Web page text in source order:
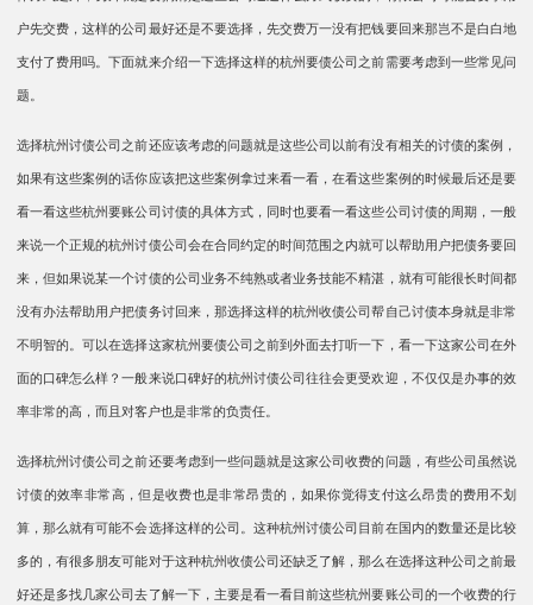
户先交费，这样的公司最好还是不要选择，先交费万一没有把钱要回来那岂不是白白地
支付了费用吗。下面就来介绍一下选择这样的杭州要债公司之前需要考虑到一些常见问
题。
选择杭州讨债公司之前还应该考虑的问题就是这些公司以前有没有相关的讨债的案例，
如果有这些案例的话你应该把这些案例拿过来看一看，在看这些案例的时候最后还是要
看一看这些杭州要账公司讨债的具体方式，同时也要看一看这些公司讨债的周期，一般
来说一个正规的杭州讨债公司会在合同约定的时间范围之内就可以帮助用户把债务要回
来，但如果说某一个讨债的公司业务不纯熟或者业务技能不精湛，就有可能很长时间都
没有办法帮助用户把债务讨回来，那选择这样的杭州收债公司帮自己讨债本身就是非常
不明智的。可以在选择这家杭州要债公司之前到外面去打听一下，看一下这家公司在外
面的口碑怎么样？一般来说口碑好的杭州讨债公司往往会更受欢迎，不仅仅是办事的效
率非常的高，而且对客户也是非常的负责任。
选择杭州讨债公司之前还要考虑到一些问题就是这家公司收费的问题，有些公司虽然说
讨债的效率非常高，但是收费也是非常昂贵的，如果你觉得支付这么昂贵的费用不划
算，那么就有可能不会选择这样的公司。这种杭州讨债公司目前在国内的数量还是比较
多的，有很多朋友可能对于这种杭州收债公司还缺乏了解，那么在选择这种公司之前最
好还是多找几家公司去了解一下，主要是看一看目前这些杭州要账公司的一个收费的行